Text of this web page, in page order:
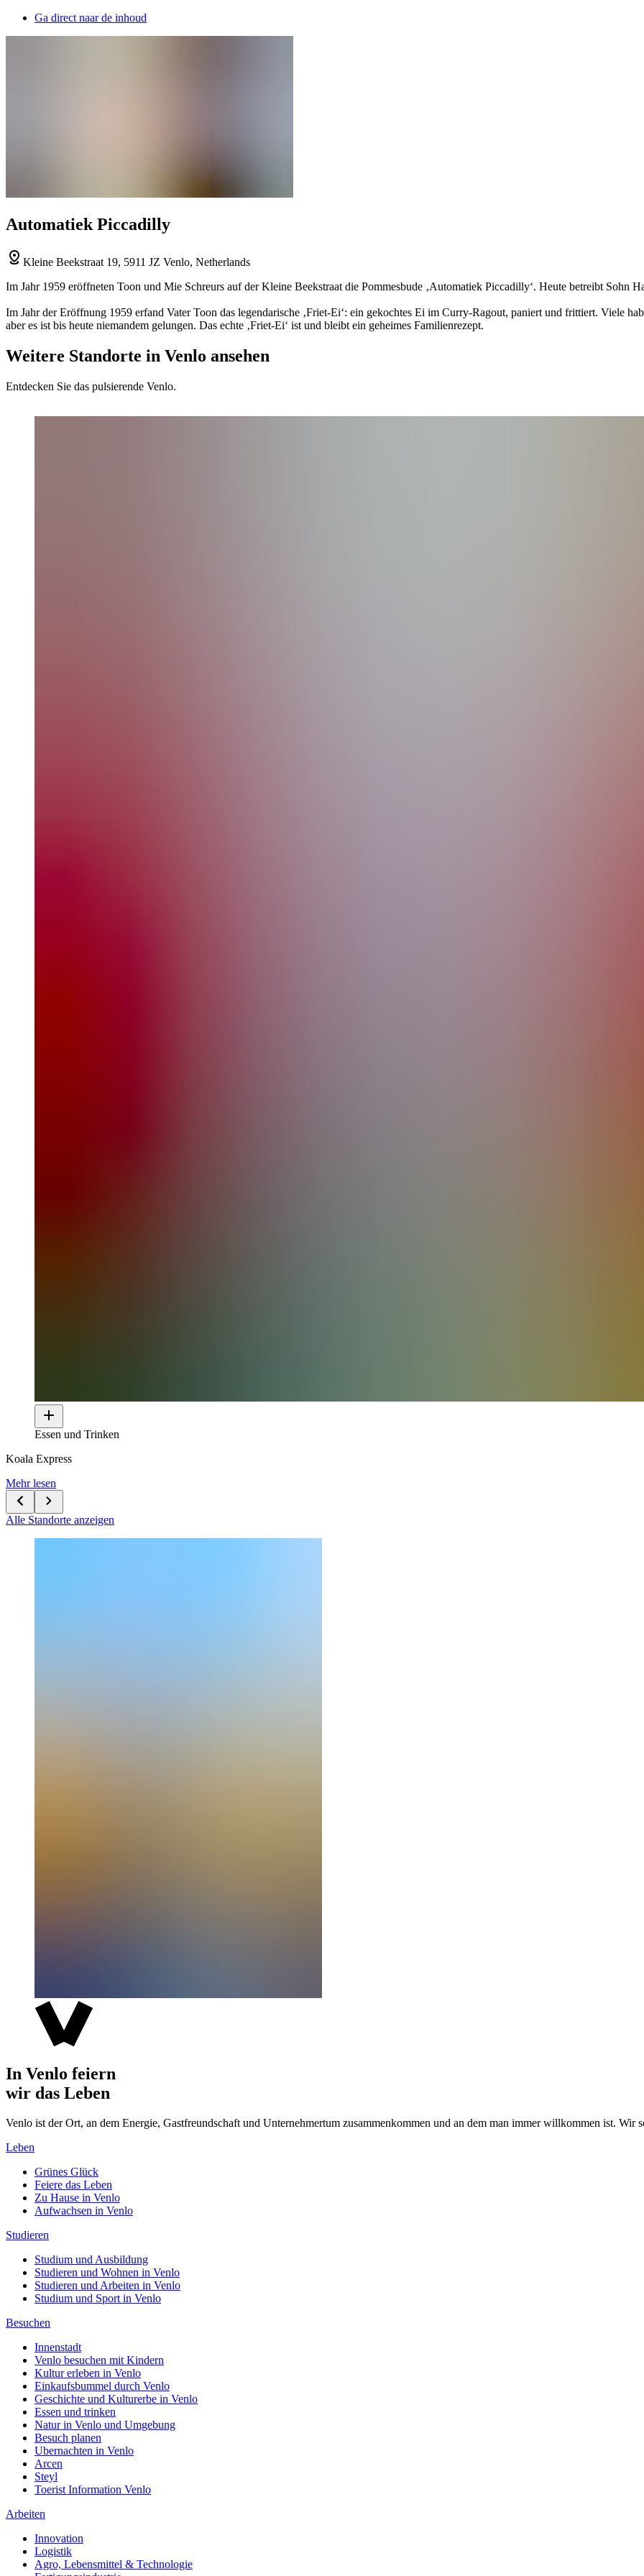
Ga direct naar de inhoud
Automatiek Piccadilly
Kleine Beekstraat 19, 5911 JZ Venlo, Netherlands
Im Jahr 1959 eröffneten Toon und Mie Schreurs auf der Kleine Beekstraat die Pommesbude ‚Automatiek Piccadilly‘. Heute betreibt Sohn
Im Jahr der Eröffnung 1959 erfand Vater Toon das legendarische ‚Friet-Ei‘: ein gekochtes Ei im Curry-Ragout, paniert und frittiert. Viele
aber es ist bis heute niemandem gelungen. Das echte ‚Friet-Ei‘ ist und bleibt ein geheimes Familienrezept.
Weitere Standorte in Venlo ansehen
Entdecken Sie das pulsierende Venlo.
Essen und Trinken
Koala Express
Mehr lesen
Alle Standorte anzeigen
In Venlo feiern
wir das Leben
Venlo ist der Ort, an dem Energie, Gastfreundschaft und Unternehmertum zusammenkommen und an dem man immer willkommen ist. Wir
Leben
Grünes Glück
Feiere das Leben
Zu Hause in Venlo
Aufwachsen in Venlo
Studieren
Studium und Ausbildung
Studieren und Wohnen in Venlo
Studieren und Arbeiten in Venlo
Studium und Sport in Venlo
Besuchen
Innenstadt
Venlo besuchen mit Kindern
Kultur erleben in Venlo
Einkaufsbummel durch Venlo
Geschichte und Kulturerbe in Venlo
Essen und trinken
Natur in Venlo und Umgebung
Besuch planen
Ubernachten in Venlo
Arcen
Steyl
Toerist Information Venlo
Arbeiten
Innovation
Logistik
Agro, Lebensmittel & Technologie